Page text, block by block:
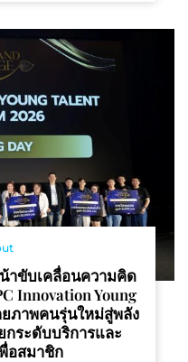
าขับเคลื่อนความคิด
Innovation Young
ภาพคนรุ่นใหม่สู่พลัง
ระดับบริการและ
อสมาชิก